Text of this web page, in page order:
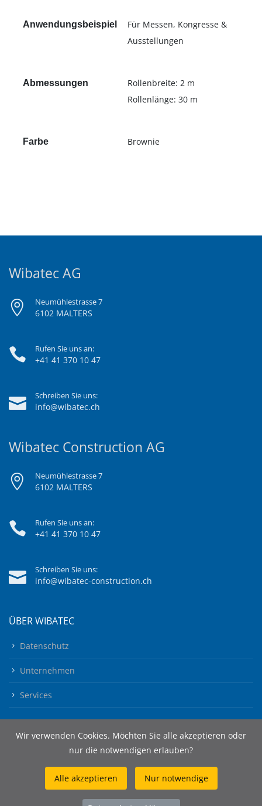
Anwendungsbeispiel
Für Messen, Kongresse &
Ausstellungen
Abmessungen
Rollenbreite: 2 m
Rollenlänge: 30 m
Farbe Brownie
Wibatec AG
Neumühlestrasse 7
6102 MALTERS
Rufen Sie uns an:
+41 41 370 10 47
Schreiben Sie uns:
info@wibatec.ch
Wibatec Construction AG
Neumühlestrasse 7
6102 MALTERS
Rufen Sie uns an:
+41 41 370 10 47
Schreiben Sie uns:
info@wibatec-construction.ch
ÜBER WIBATEC
Datenschutz
Unternehmen
Services
© 2026 Wibatec AG
Wir verwenden Cookies. Möchten Sie alle akzeptieren oder
nur die notwendigen erlauben?
Alle akzeptieren Nur notwendige